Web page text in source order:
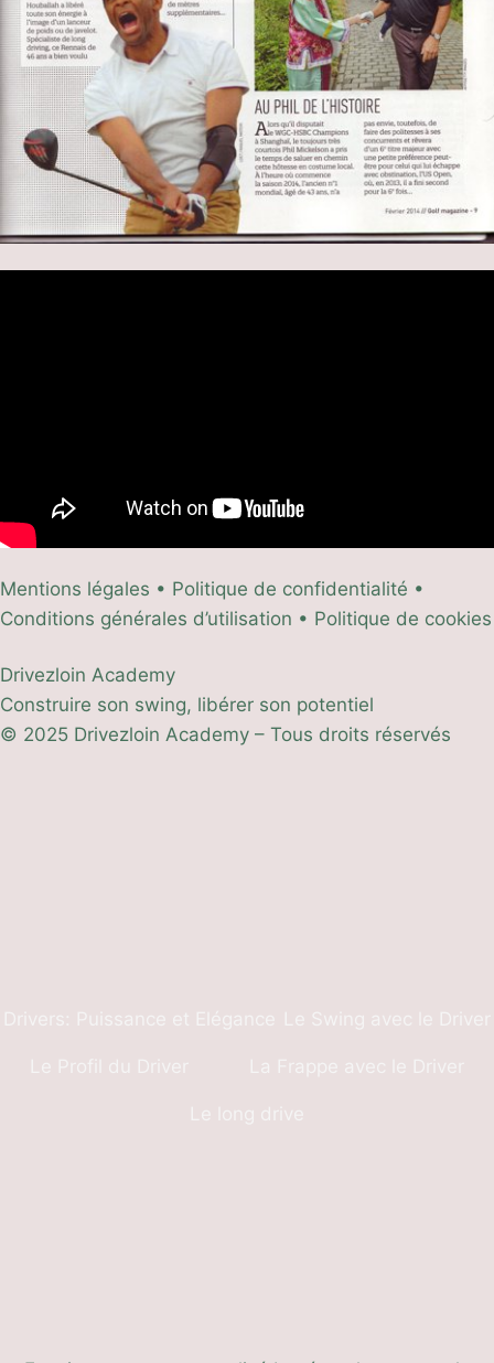
Mentions légales • Politique de confidentialité •
Conditions générales d’utilisation • Politique de cookies
Drivezloin Academy
Construire son swing, libérer son potentiel
© 2025 Drivezloin Academy – Tous droits réservés